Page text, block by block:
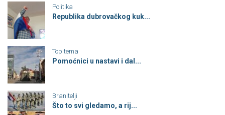
Politika
Republika dubrovačkog kuk...
Top tema
Pomoćnici u nastavi i dal...
Branitelji
Što to svi gledamo, a rij...